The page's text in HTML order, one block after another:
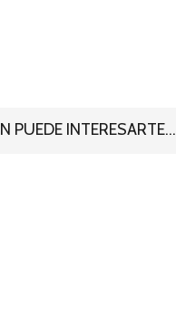
PUEDE INTERESARTE...